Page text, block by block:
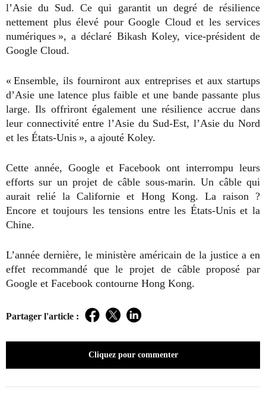
l’Asie du Sud. Ce qui garantit un degré de résilience
nettement plus élevé pour Google Cloud et les services
numériques », a déclaré Bikash Koley, vice-président de
Google Cloud.
« Ensemble, ils fourniront aux entreprises et aux startups
d’Asie une latence plus faible et une bande passante plus
large. Ils offriront également une résilience accrue dans
leur connectivité entre l’Asie du Sud-Est, l’Asie du Nord
et les États-Unis », a ajouté Koley.
Cette année, Google et Facebook ont interrompu leurs
efforts sur un projet de câble sous-marin. Un câble qui
aurait relié la Californie et Hong Kong. La raison ?
Encore et toujours les tensions entre les États-Unis et la
Chine.
L’année dernière, le ministère américain de la justice a en
effet recommandé que le projet de câble proposé par
Google et Facebook contourne Hong Kong.
Partager l'article : Facebook
TwitterLinkedIn
Cliquez pour commenter